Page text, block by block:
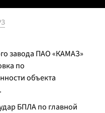
завода ПАО «КАМАЗ»
по
объекта
БПЛА по главной